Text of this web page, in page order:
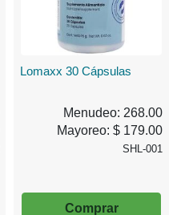
Lomaxx 30 Cápsulas
Menudeo: 268.00
Mayoreo: $ 179.00
SHL-001
Comprar